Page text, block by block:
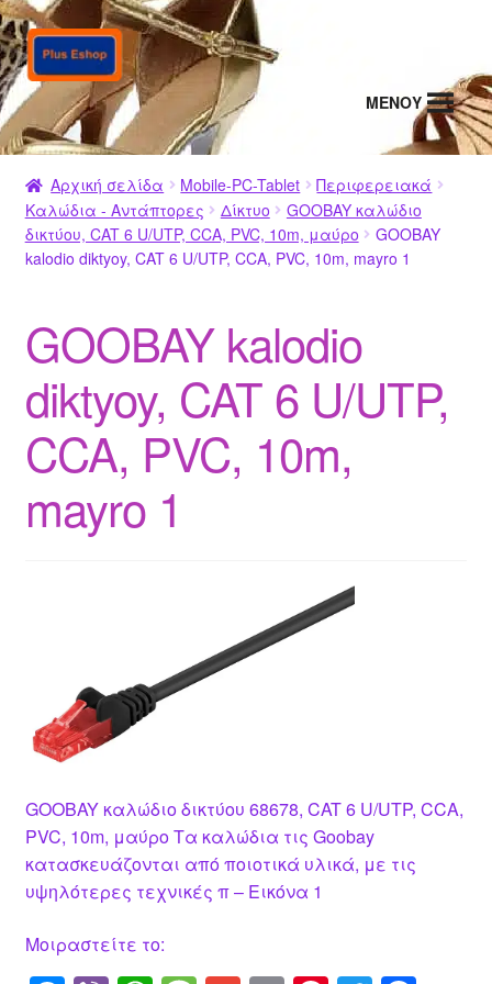
Απευθείας
μετάβαση
στην
πλοήγηση
Μετάβαση
σε
περιεχόμενο
MENΟΥ
Αρχική σελίδα Mobile-PC-Tablet
Περιφερειακά
Καλώδια - Αντάπτορες
Δίκτυο
GΟOBAY καλώδιο
δικτύου, CAT 6 U/UTP, CCA, PVC, 10m, μαύρο
GOOBAY
kalodio diktyoy, CAT 6 U/UTP, CCA, PVC, 10m, mayro 1
GOOBAY kalodio
diktyoy, CAT 6 U/UTP,
CCA, PVC, 10m,
mayro 1
GΟOBAY καλώδιο δικτύου 68678, CAT 6 U/UTP, CCA,
PVC, 10m, μαύρο Τα καλώδια τις Goobay
κατασκευάζονται από ποιοτικά υλικά, με τις
υψηλότερες τεχνικές π – Εικόνα 1
Μοιραστείτε το: